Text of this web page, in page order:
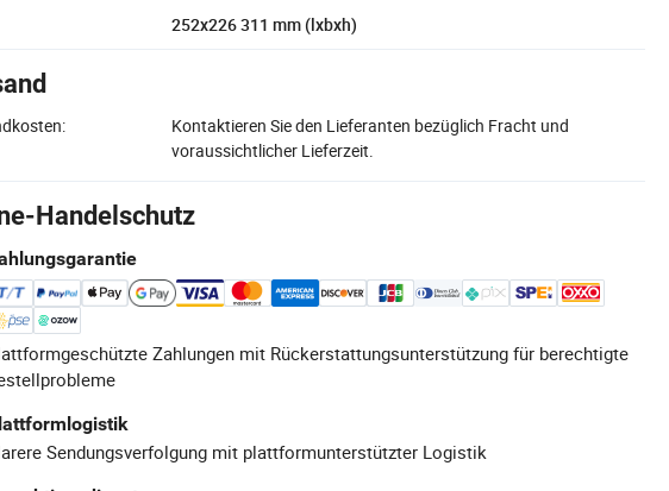
252x226 311 mm (lxbxh)
Kontaktieren Sie den Lieferanten bezüglich Fracht und
voraussichtlicher Lieferzeit.
Handelschutz
Zahlungen mit Rückerstattungsunterstützung für berechtigte
Sendungsverfolgung mit plattformunterstützter Logistik